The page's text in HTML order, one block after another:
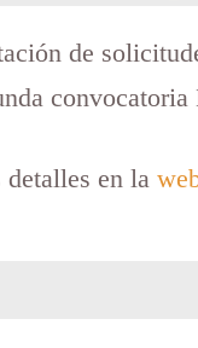
de
detalles en la